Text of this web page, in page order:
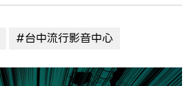
#台中流行影音中心